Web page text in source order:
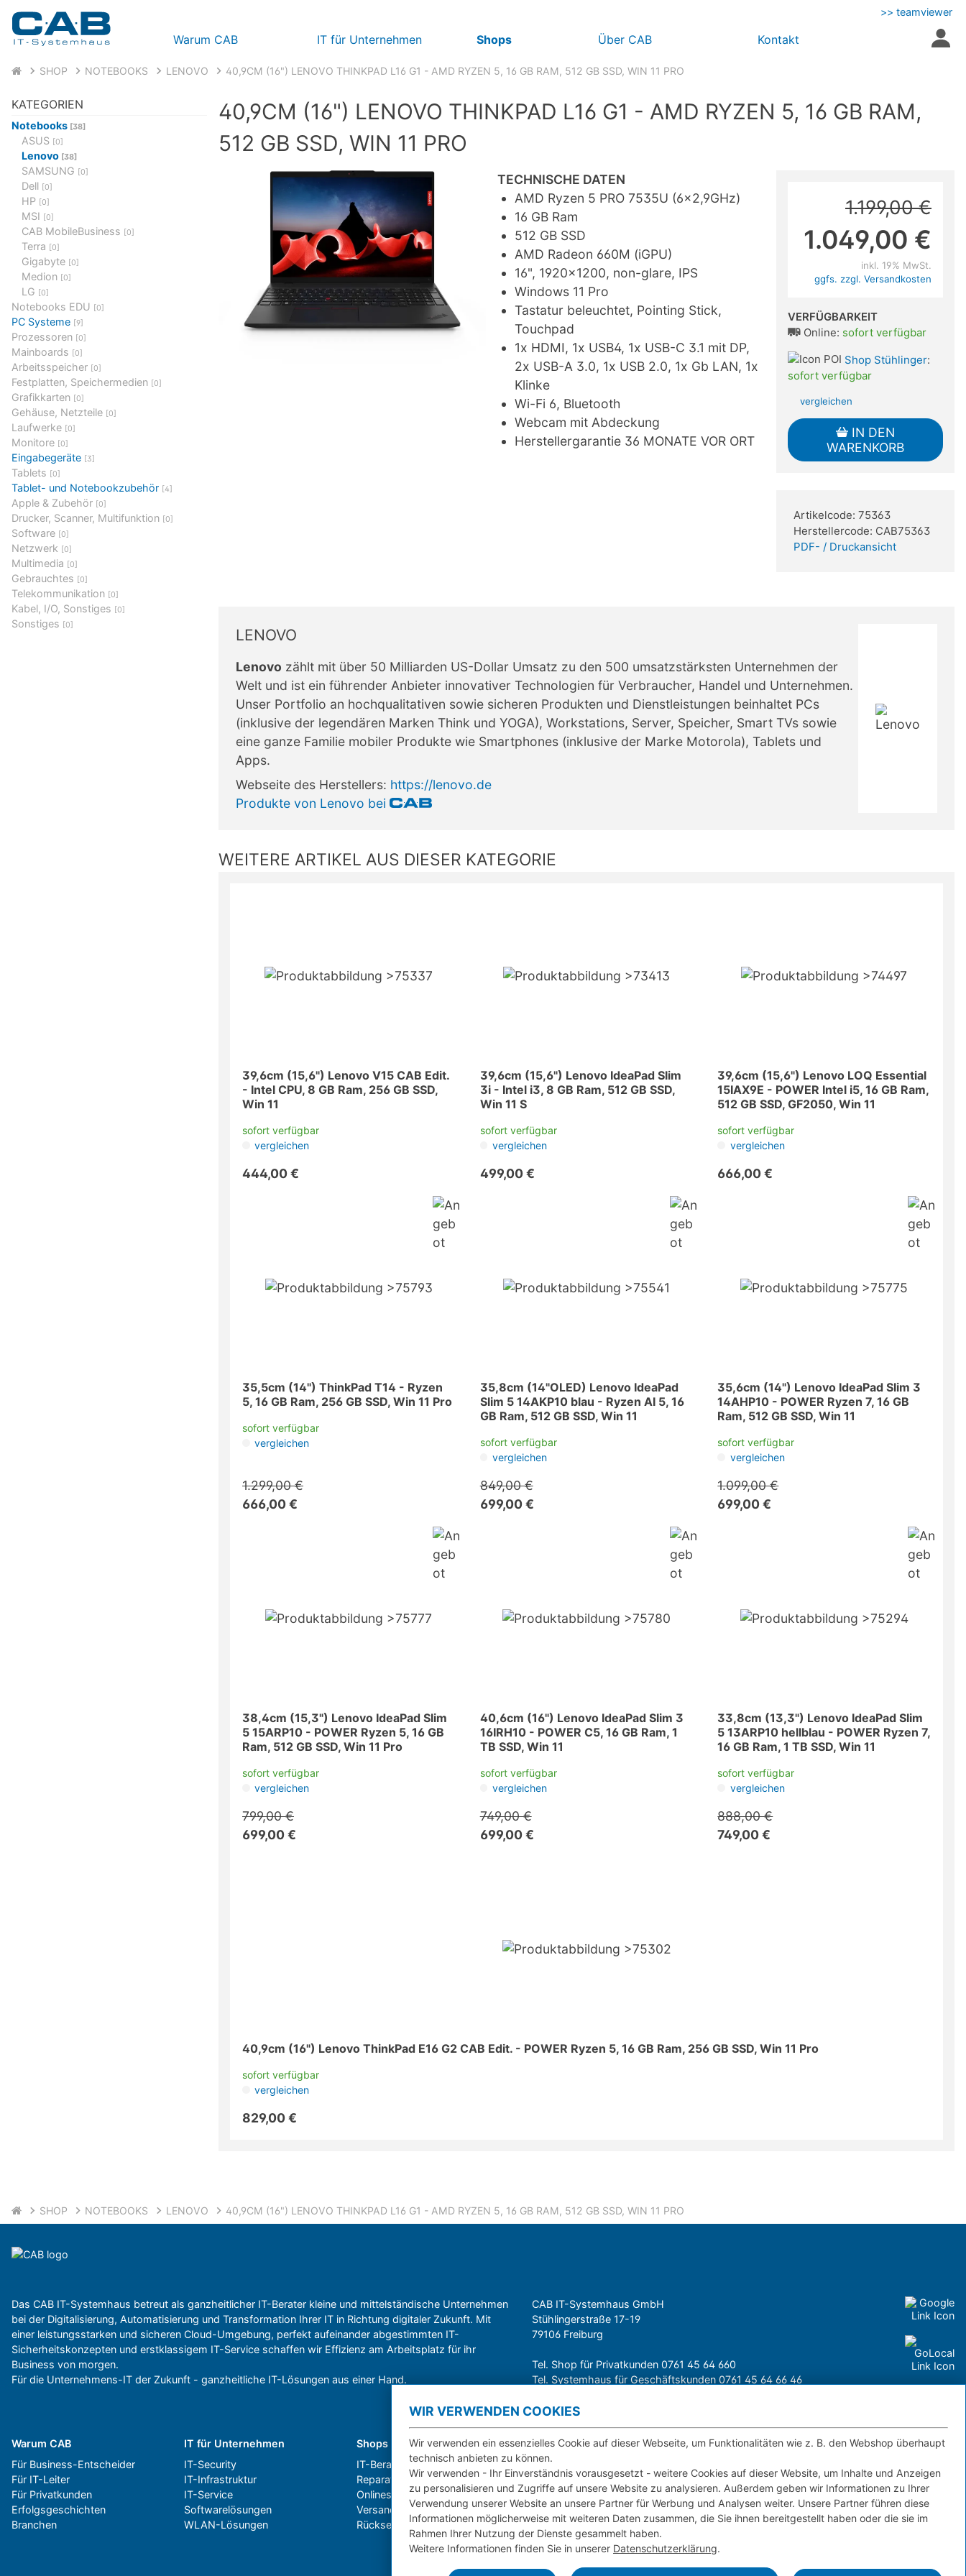
Warum CAB IT für Unternehmen Shops Über CAB Kontakt
>> teamviewer
SHOP NOTEBOOKS LENOVO 40,9CM (16") LENOVO THINKPAD L16 G1 - AMD RYZEN 5, 16 GB RAM, 512 GB SSD, WIN 11 PRO
KATEGORIEN
Notebooks [38]
ASUS [0]
Lenovo [38]
SAMSUNG [0]
Dell [0]
HP [0]
MSI [0]
CAB MobileBusiness [0]
Terra [0]
Gigabyte [0]
Medion [0]
LG [0]
Notebooks EDU [0]
PC Systeme [9]
Prozessoren [0]
Mainboards [0]
Arbeitsspeicher [0]
Festplatten, Speichermedien [0]
Grafikkarten [0]
Gehäuse, Netzteile [0]
Laufwerke [0]
Monitore [0]
Eingabegeräte [3]
Tablets [0]
Tablet- und Notebookzubehör [4]
Apple & Zubehör [0]
Drucker, Scanner, Multifunktion [0]
Software [0]
Netzwerk [0]
Multimedia [0]
Gebrauchtes [0]
Telekommunikation [0]
Kabel, I/O, Sonstiges [0]
Sonstiges [0]
40,9CM (16") LENOVO THINKPAD L16 G1 - AMD RYZEN 5, 16 GB RAM,
512 GB SSD, WIN 11 PRO
TECHNISCHE DATEN
AMD Ryzen 5 PRO 7535U (6x2,9GHz)
16 GB Ram
512 GB SSD
AMD Radeon 660M (iGPU)
16", 1920x1200, non-glare, IPS
Windows 11 Pro
Tastatur beleuchtet, Pointing Stick,
Touchpad
1x HDMI, 1x USB4, 1x USB-C 3.1 mit DP,
2x USB-A 3.0, 1x USB 2.0, 1x Gb LAN, 1x
Klinke
Wi-Fi 6, Bluetooth
Webcam mit Abdeckung
Herstellergarantie 36 MONATE VOR ORT
1.199,00 €
1.049,00 €
inkl. 19% MwSt.
ggfs. zzgl. Versandkosten
VERFÜGBARKEIT
Online: sofort verfügbar
Shop Stühlinger:
sofort verfügbar
vergleichen
IN DEN
WARENKORB
Artikelcode: 75363
Herstellercode: CAB75363
PDF- / Druckansicht
LENOVO
Lenovo zählt mit über 50 Milliarden US-Dollar Umsatz zu den 500 umsatzstärksten Unternehmen der
Welt und ist ein führender Anbieter innovativer Technologien für Verbraucher, Handel und Unternehmen.
Unser Portfolio an hochqualitativen sowie sicheren Produkten und Dienstleistungen beinhaltet PCs
(inklusive der legendären Marken Think und YOGA), Workstations, Server, Speicher, Smart TVs sowie
eine ganze Familie mobiler Produkte wie Smartphones (inklusive der Marke Motorola), Tablets und
Apps.
Webseite des Herstellers: https://lenovo.de
Produkte von Lenovo bei
WEITERE ARTIKEL AUS DIESER KATEGORIE
39,6cm (15,6") Lenovo V15 CAB Edit.
- Intel CPU, 8 GB Ram, 256 GB SSD,
Win 11
sofort verfügbar
vergleichen
444,00 €
39,6cm (15,6") Lenovo IdeaPad Slim
3i - Intel i3, 8 GB Ram, 512 GB SSD,
Win 11 S
sofort verfügbar
vergleichen
499,00 €
39,6cm (15,6") Lenovo LOQ Essential
15IAX9E - POWER Intel i5, 16 GB Ram,
512 GB SSD, GF2050, Win 11
sofort verfügbar
vergleichen
666,00 €
35,5cm (14") ThinkPad T14 - Ryzen
5, 16 GB Ram, 256 GB SSD, Win 11 Pro
sofort verfügbar
vergleichen
1.299,00 €
666,00 €
35,8cm (14"OLED) Lenovo IdeaPad
Slim 5 14AKP10 blau - Ryzen AI 5, 16
GB Ram, 512 GB SSD, Win 11
sofort verfügbar
vergleichen
849,00 €
699,00 €
35,6cm (14") Lenovo IdeaPad Slim 3
14AHP10 - POWER Ryzen 7, 16 GB
Ram, 512 GB SSD, Win 11
sofort verfügbar
vergleichen
1.099,00 €
699,00 €
38,4cm (15,3") Lenovo IdeaPad Slim
5 15ARP10 - POWER Ryzen 5, 16 GB
Ram, 512 GB SSD, Win 11 Pro
sofort verfügbar
vergleichen
799,00 €
699,00 €
40,6cm (16") Lenovo IdeaPad Slim 3
16IRH10 - POWER C5, 16 GB Ram, 1
TB SSD, Win 11
sofort verfügbar
vergleichen
749,00 €
699,00 €
33,8cm (13,3") Lenovo IdeaPad Slim
5 13ARP10 hellblau - POWER Ryzen 7,
16 GB Ram, 1 TB SSD, Win 11
sofort verfügbar
vergleichen
888,00 €
749,00 €
40,9cm (16") Lenovo ThinkPad E16 G2 CAB Edit. - POWER Ryzen 5, 16 GB Ram, 256 GB SSD, Win 11 Pro
sofort verfügbar
vergleichen
829,00 €
SHOP NOTEBOOKS LENOVO 40,9CM (16") LENOVO THINKPAD L16 G1 - AMD RYZEN 5, 16 GB RAM, 512 GB SSD, WIN 11 PRO
Das CAB IT-Systemhaus betreut als ganzheitlicher IT-Berater kleine und mittelständische Unternehmen
bei der Digitalisierung, Automatisierung und Transformation Ihrer IT in Richtung digitaler Zukunft. Mit
einer leistungsstarken und sicheren Cloud-Umgebung, perfekt aufeinander abgestimmten IT-
Sicherheitskonzepten und erstklassigem IT-Service schaffen wir Effizienz am Arbeitsplatz für ihr
Business von morgen.
Für die Unternehmens-IT der Zukunft - ganzheitliche IT-Lösungen aus einer Hand.
CAB IT-Systemhaus GmbH
Stühlingerstraße 17-19
79106 Freiburg
Tel. Shop für Privatkunden0761 45 64 660
Tel. Systemhaus für Geschäftskunden0761 45 64 66 46
Warum CAB
Für Business-Entscheider
Für IT-Leiter
Für Privatkunden
Erfolgsgeschichten
Branchen
IT für Unternehmen
IT-Security
IT-Infrastruktur
IT-Service
Softwarelösungen
WLAN-Lösungen
Shops
IT-Beratung und Service
Reparatur
Onlineshop
Versand- und Zahlarten
Rücksendung und Widerruf
Über CAB
Karriere
Sponsoring
Partner
News
Kontakt
IMPRESSUM
FERNWARTUNG
WIR VERWENDEN COOKIES
Wir verwenden ein essenzielles Cookie auf dieser Webseite, um Funktionalitäten wie z. B. den Webshop überhaupt
technisch anbieten zu können.
Wir verwenden - Ihr Einverständnis vorausgesetzt - weitere Cookies auf dieser Website, um Inhalte und Anzeigen
zu personalisieren und Zugriffe auf unsere Website zu analysieren. Außerdem geben wir Informationen zu Ihrer
Verwendung unserer Website an unsere Partner für Werbung und Analysen weiter. Unsere Partner führen diese
Informationen möglicherweise mit weiteren Daten zusammen, die Sie ihnen bereitgestellt haben oder die sie im
Rahmen Ihrer Nutzung der Dienste gesammelt haben.
Weitere Informationen finden Sie in unserer Datenschutzerklärung.